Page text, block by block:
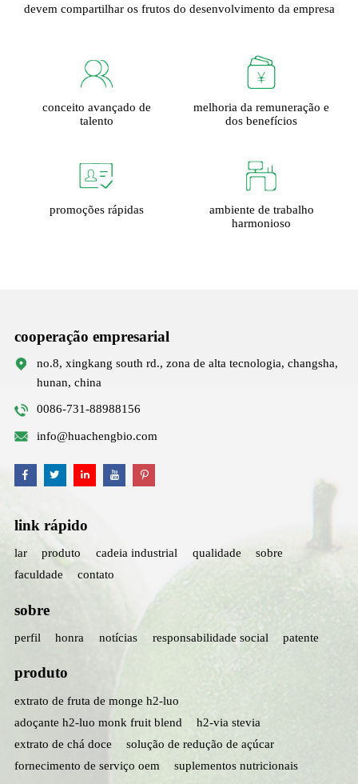
devem compartilhar os frutos do desenvolvimento da empresa
conceito avançado de
talento
melhoria da remuneração e
dos benefícios
promoções rápidas
ambiente de trabalho
harmonioso
cooperação empresarial
no.8, xingkang south rd., zona de alta tecnologia, changsha,
hunan, china
0086-731-88988156
info@huachengbio.com
link rápido
lar produto cadeia industrial qualidade
sobre
faculdade
contato
sobre
perfil honra notícias responsabilidade social patente
produto
extrato de fruta de monge h2-luo
adoçante h2-luo monk fruit blend
h2-via stevia
extrato de chá doce
solução de redução de açúcar
fornecimento de serviço oem
suplementos nutricionais